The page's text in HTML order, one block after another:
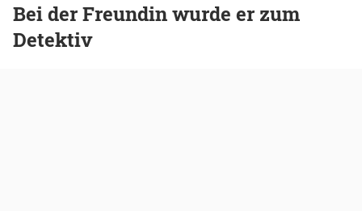
Bei der Freundin wurde er zum
Detektiv